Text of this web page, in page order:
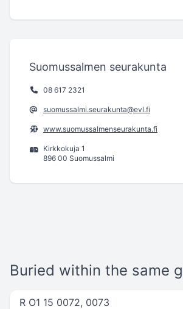
Suomussalmen seurakunta
08 617 2321
suomussalmi.seurakunta@evl.fi
www.suomussalmenseurakunta.fi
Kirkkokuja 1
896 00 Suomussalmi
Buried within the same
R O1 15 0072, 0073